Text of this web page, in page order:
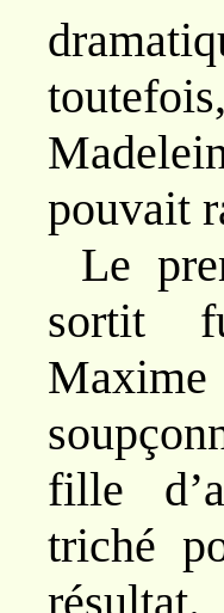
pouvait
Le
sortit
fille
triché